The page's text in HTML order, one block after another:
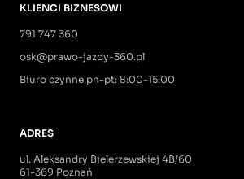
KLIENCI BIZNESOWI
791 747 360
osk@prawo-jazdy-360.pl
Biuro czynne pn-pt: 8:00-15:00
ADRES
ul. Aleksandry Bielerzewskiej 4B/60
61-369 Poznań